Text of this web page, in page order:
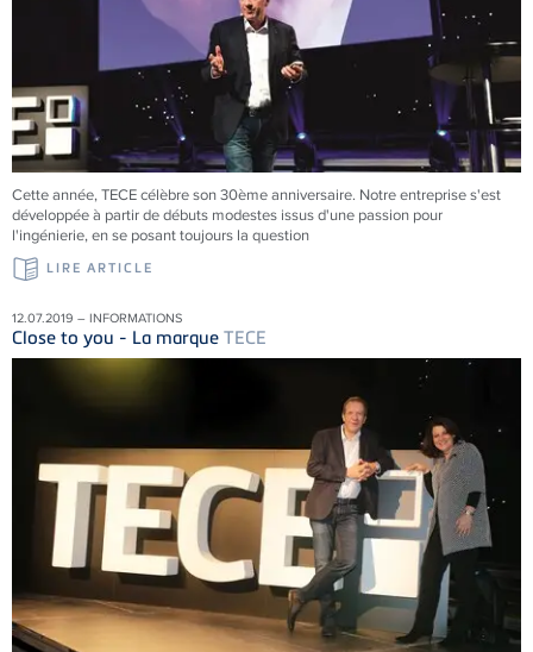
Cette année, TECE célèbre son 30ème anniversaire. Notre entreprise s'est
développée à partir de débuts modestes issus d'une passion pour
l'ingénierie, en se posant toujours la question
LIRE ARTICLE
12.07.2019 – INFORMATIONS
Close to you - La marque TECE